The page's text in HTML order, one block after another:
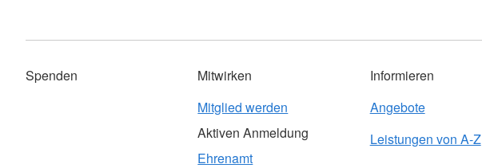
Spenden
Mitwirken
Mitglied werden
Aktiven Anmeldung
Ehrenamt
Informieren
Angebote
Leistungen von A-Z